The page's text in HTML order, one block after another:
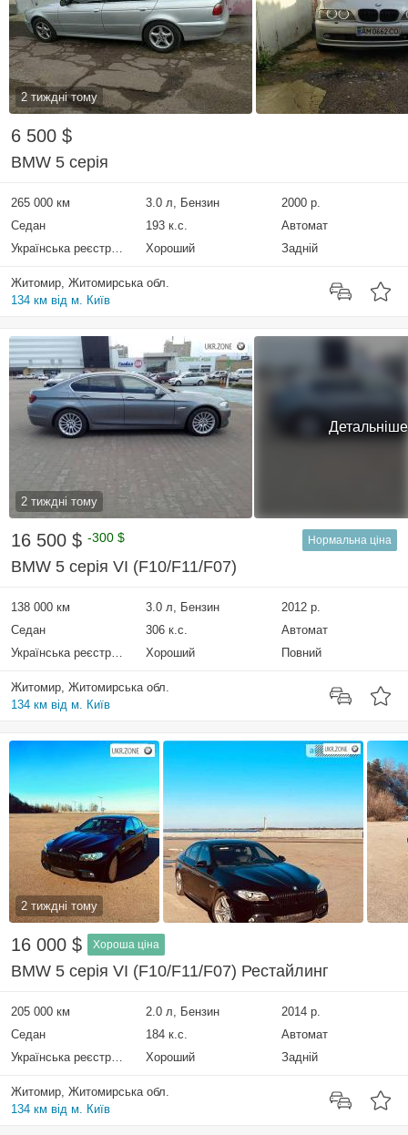
2 тиждні тому
6 500 $
BMW 5 серія
265 000 км 3.0 л, Бензин
2000 р.
Седан
193 к.с.
Автомат
Українська реєстрація
Хороший Задній
Житомир, Житомирська обл.
134 км від м. Київ
2 тиждні тому
Детальніше
16 500 $ -300 $ Нормальна ціна
BMW 5 серія VI (F10/F11/F07)
138 000 км 3.0 л, Бензин
2012 р.
Седан
306 к.с.
Автомат
Українська реєстрація
Хороший Повний
Житомир, Житомирська обл.
134 км від м. Київ
2 тиждні тому
16 000 $ Хороша ціна
BMW 5 серія VI (F10/F11/F07) Рестайлинг
205 000 км 2.0 л, Бензин
2014 р.
Седан
184 к.с.
Автомат
Українська реєстрація
Хороший Задній
Житомир, Житомирська обл.
134 км від м. Київ